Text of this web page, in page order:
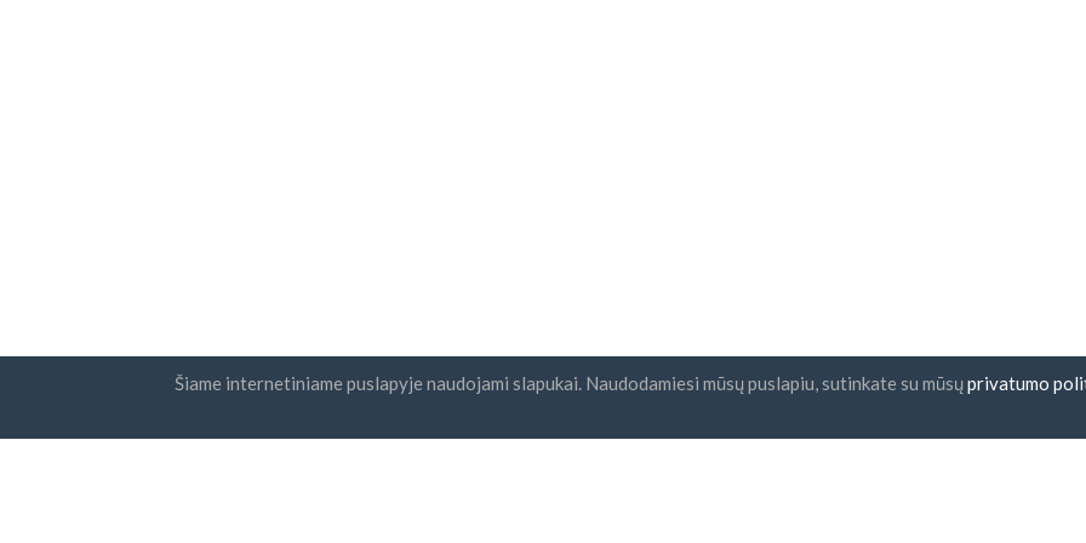
Šiame internetiniame puslapyje naudojami slapukai. Naudodamiesi mūsų puslapiu, sutinkate su mūsųprivatumo